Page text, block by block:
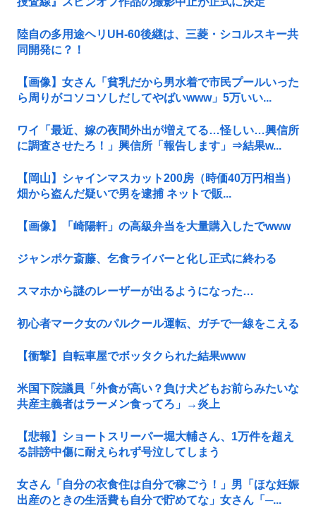
陸自の多用途ヘリUH-60後継は、三菱・シコルスキー共
同開発に？！
【画像】女さん「貧乳だから男水着で市民プールいった
ら周りがコソコソしだしてやばいwww」5万いい...
ワイ「最近、嫁の夜間外出が増えてる…怪しい…興信所
に調査させたろ！」興信所「報告します」⇒結果w...
【岡山】シャインマスカット200房（時価40万円相当）
畑から盗んだ疑いで男を逮捕 ネットで販...
【画像】「崎陽軒」の高級弁当を大量購入したでwww
ジャンポケ斎藤、乞食ライバーと化し正式に終わる
スマホから謎のレーザーが出るようになった…
初心者マーク女のパルクール運転、ガチで一線をこえる
【衝撃】自転車屋でボッタクられた結果www
米国下院議員「外食が高い？負け犬どもお前らみたいな
共産主義者はラーメン食ってろ」→炎上
【悲報】ショートスリーパー堀大輔さん、1万件を超え
る誹謗中傷に耐えられず号泣してしまう
女さん「自分の衣食住は自分で稼ごう！」男「ほな妊娠
出産のときの生活費も自分で貯めてな」女さん「─...